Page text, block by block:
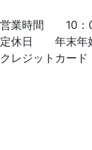
営業時間 10：
定休日 年末年
クレジットカー